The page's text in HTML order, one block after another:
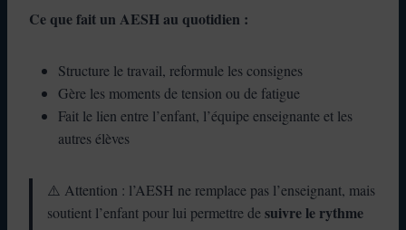
Ce que fait un AESH au quotidien :
Structure le travail, reformule les consignes
Gère les moments de tension ou de fatigue
Fait le lien entre l’enfant, l’équipe enseignante et les
autres élèves
⚠️ Attention : l’AESH ne remplace pas l’enseignant, mais
soutient l’enfant pour lui permettre de suivre le rythme